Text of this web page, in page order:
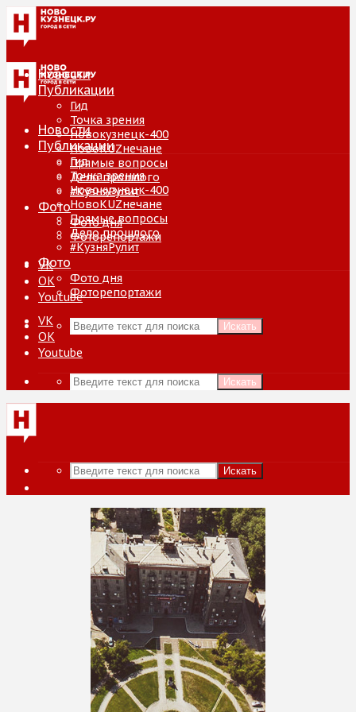
Новости
Публикации
Гид
Точка зрения
Новокузнецк-400
НовоKUZнечане
Прямые вопросы
Дело прошлого
#КузняРулит
Фото
Фото дня
Фоторепортажи
VK
ОК
Youtube
Искать
Новости
Публикации
Гид
Точка зрения
Новокузнецк-400
НовоKUZнечане
Прямые вопросы
Дело прошлого
#КузняРулит
Фото
Фото дня
Фоторепортажи
VK
ОК
Youtube
Искать
Искать